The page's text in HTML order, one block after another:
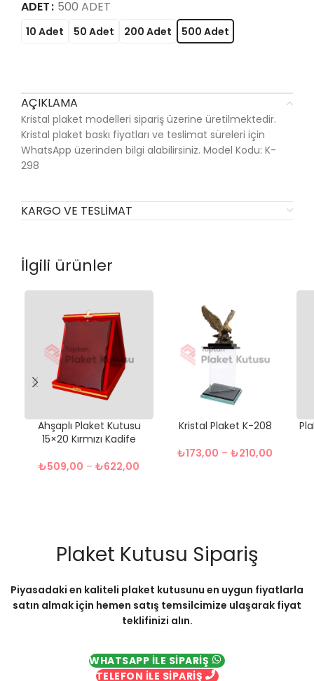
ADET 500 ADET
10 Adet 50 Adet 200 Adet 500 Adet
AÇIKLAMA
Kristal plaket modelleri sipariş üzerine üretilmektedir.
Kristal plaket baskı fiyatları ve teslimat süreleri için
WhatsApp üzerinden bilgi alabilirsiniz. Model Kodu: K-
298
KARGO VE TESLIMAT
İlgili ürünler
Ahşaplı Plaket Kutusu
15×20 Kırmızı Kadife
₺509,00 – ₺622,00
Kristal Plaket K-208
₺173,00 – ₺210,00
Plaket Kutusu Sipariş
Piyasadaki en kaliteli plaket kutusunu en uygun fiyatlarla
satın almak için hemen satış temsilcimize ulaşarak fiyat
teklifinizi alın.
WHATSAPP İLE SİPARİŞ
TELEFON İLE SİPARİŞ